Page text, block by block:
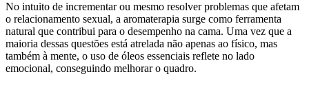
No intuito de incrementar ou mesmo resolver problemas que afetam
o relacionamento sexual, a aromaterapia surge como ferramenta
natural que contribui para o desempenho na cama. Uma vez que a
maioria dessas questões está atrelada não apenas ao físico, mas
também à mente, o uso de óleos essenciais reflete no lado
emocional, conseguindo melhorar o quadro.